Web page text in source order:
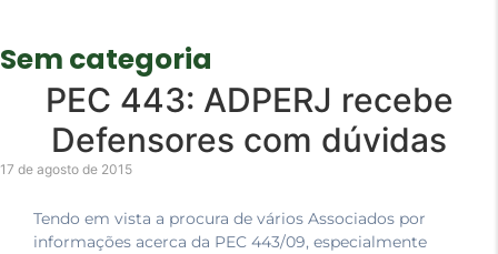
Sem categoria
PEC 443: ADPERJ recebe
Defensores com dúvidas
17 de agosto de 2015
Tendo em vista a procura de vários Associados por
informações acerca da PEC 443/09, especialmente